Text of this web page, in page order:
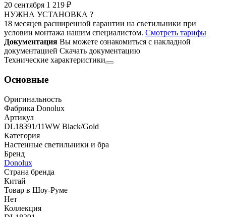
20 сентября 1 219 ₽
НУЖНА УСТАНОВКА ?
18 месяцев расширенной гарантии на светильники при
условии монтажа нашим специалистом. Смотреть тарифы
Документация Вы можете ознакомиться с накладной
документацией Скачать документацию
Технические характеристики
Основные
Оригинальность
Фабрика Donolux
Артикул
DL18391/11WW Black/Gold
Категория
Настенные светильники и бра
Бренд
Donolux
Страна бренда
Китай
Товар в Шоу-Руме
Нет
Коллекция